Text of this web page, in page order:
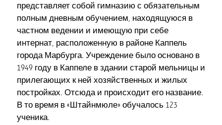
представляет собой гимназию с обязательным
полным дневным обучением, находящуюся в
частном ведении и имеющую при себе
интернат, расположенную в районе Каппель
города Марбурга. Учреждение было основано в
1949 году в Каппеле в здании старой мельницы и
прилегающих к ней хозяйственных и жилых
постройках. Отсюда и происходит его название.
В то время в «Штайнмюле» обучалось 123
ученика.